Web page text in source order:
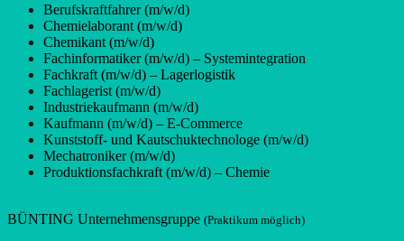
Berufskraftfahrer (m/w/d)
Chemielaborant (m/w/d)
Chemikant (m/w/d)
Fachinformatiker (m/w/d) – Systemintegration
Fachkraft (m/w/d) – Lagerlogistik
Fachlagerist (m/w/d)
Industriekaufmann (m/w/d)
Kaufmann (m/w/d) – E-Commerce
Kunststoff- und Kautschuktechnologe (m/w/d)
Mechatroniker (m/w/d)
Produktionsfachkraft (m/w/d) – Chemie
BÜNTING Unternehmensgruppe (Praktikum möglich)